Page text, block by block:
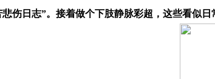
伤日志”。接着做个下肢静脉彩超，这些看似